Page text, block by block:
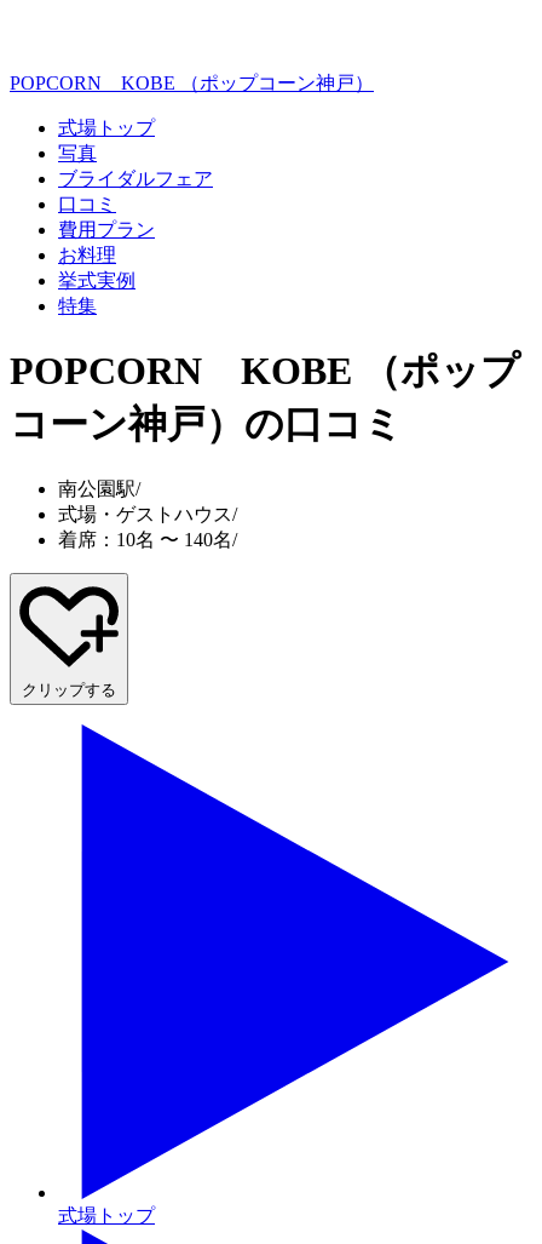
POPCORN KOBE （ポップコーン神戸）
式場トップ
写真
ブライダルフェア
口コミ
費用プラン
お料理
挙式実例
特集
POPCORN KOBE （ポップ
コーン神戸） の口コミ
南公園駅/
式場・ゲストハウス/
着席：10名 〜 140名/
クリップする
式場トップ